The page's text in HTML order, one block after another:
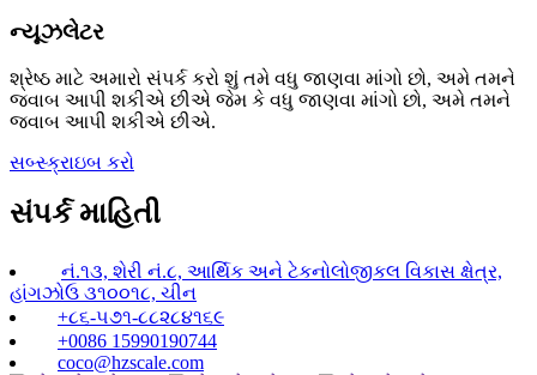
ન્યૂઝલેટર
શ્રેષ્ઠ માટે અમારો સંપર્ક કરો શું તમે વધુ જાણવા માંગો છો, અમે તમને
જવાબ આપી શકીએ છીએ જેમ કે વધુ જાણવા માંગો છો, અમે તમને
જવાબ આપી શકીએ છીએ.
સબ્સ્ક્રાઇબ કરો
સંપર્ક માહિતી
નં.૧૩, શેરી નં.૮, આર્થિક અને ટેકનોલોજીકલ વિકાસ ક્ષેત્ર,
હાંગઝોઉ ૩૧૦૦૧૮, ચીન
+૮૬-૫૭૧-૮૮૨૮૪૧૬૯
+0086 15990190744
coco@hzscale.com